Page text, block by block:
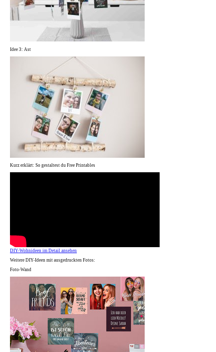
Idee 3: Ast
Kurz erklärt: So gestaltest du Free Printables
DIY-Wohnideen im Detail ansehen
Weitere DIY-Ideen mit ausgedruckten Fotos:
Foto-Wand